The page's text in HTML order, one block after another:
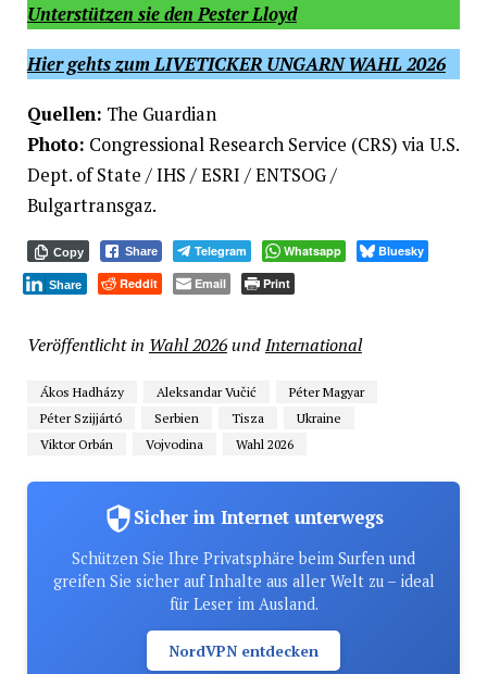
Unterstützen sie den Pester Lloyd
Hier gehts zum LIVETICKER UNGARN WAHL 2026
Quellen: The Guardian
Photo: Congressional Research Service (CRS) via U.S.
Dept. of State / IHS / ESRI / ENTSOG /
Bulgartransgaz.
Copy Share Telegram Whatsapp Bluesky
Share Reddit Email Print
Veröffentlicht in Wahl 2026undInternational
Ákos Hadházy Aleksandar Vučić
Péter Magyar
Péter Szijjártó
Serbien Tisza
Ukraine
Viktor Orbán
Vojvodina Wahl 2026
Sicher im Internet unterwegs
Schützen Sie Ihre Privatsphäre beim Surfen und
greifen Sie sicher auf Inhalte aus aller Welt zu – ideal
für Leser im Ausland.
NordVPN entdecken